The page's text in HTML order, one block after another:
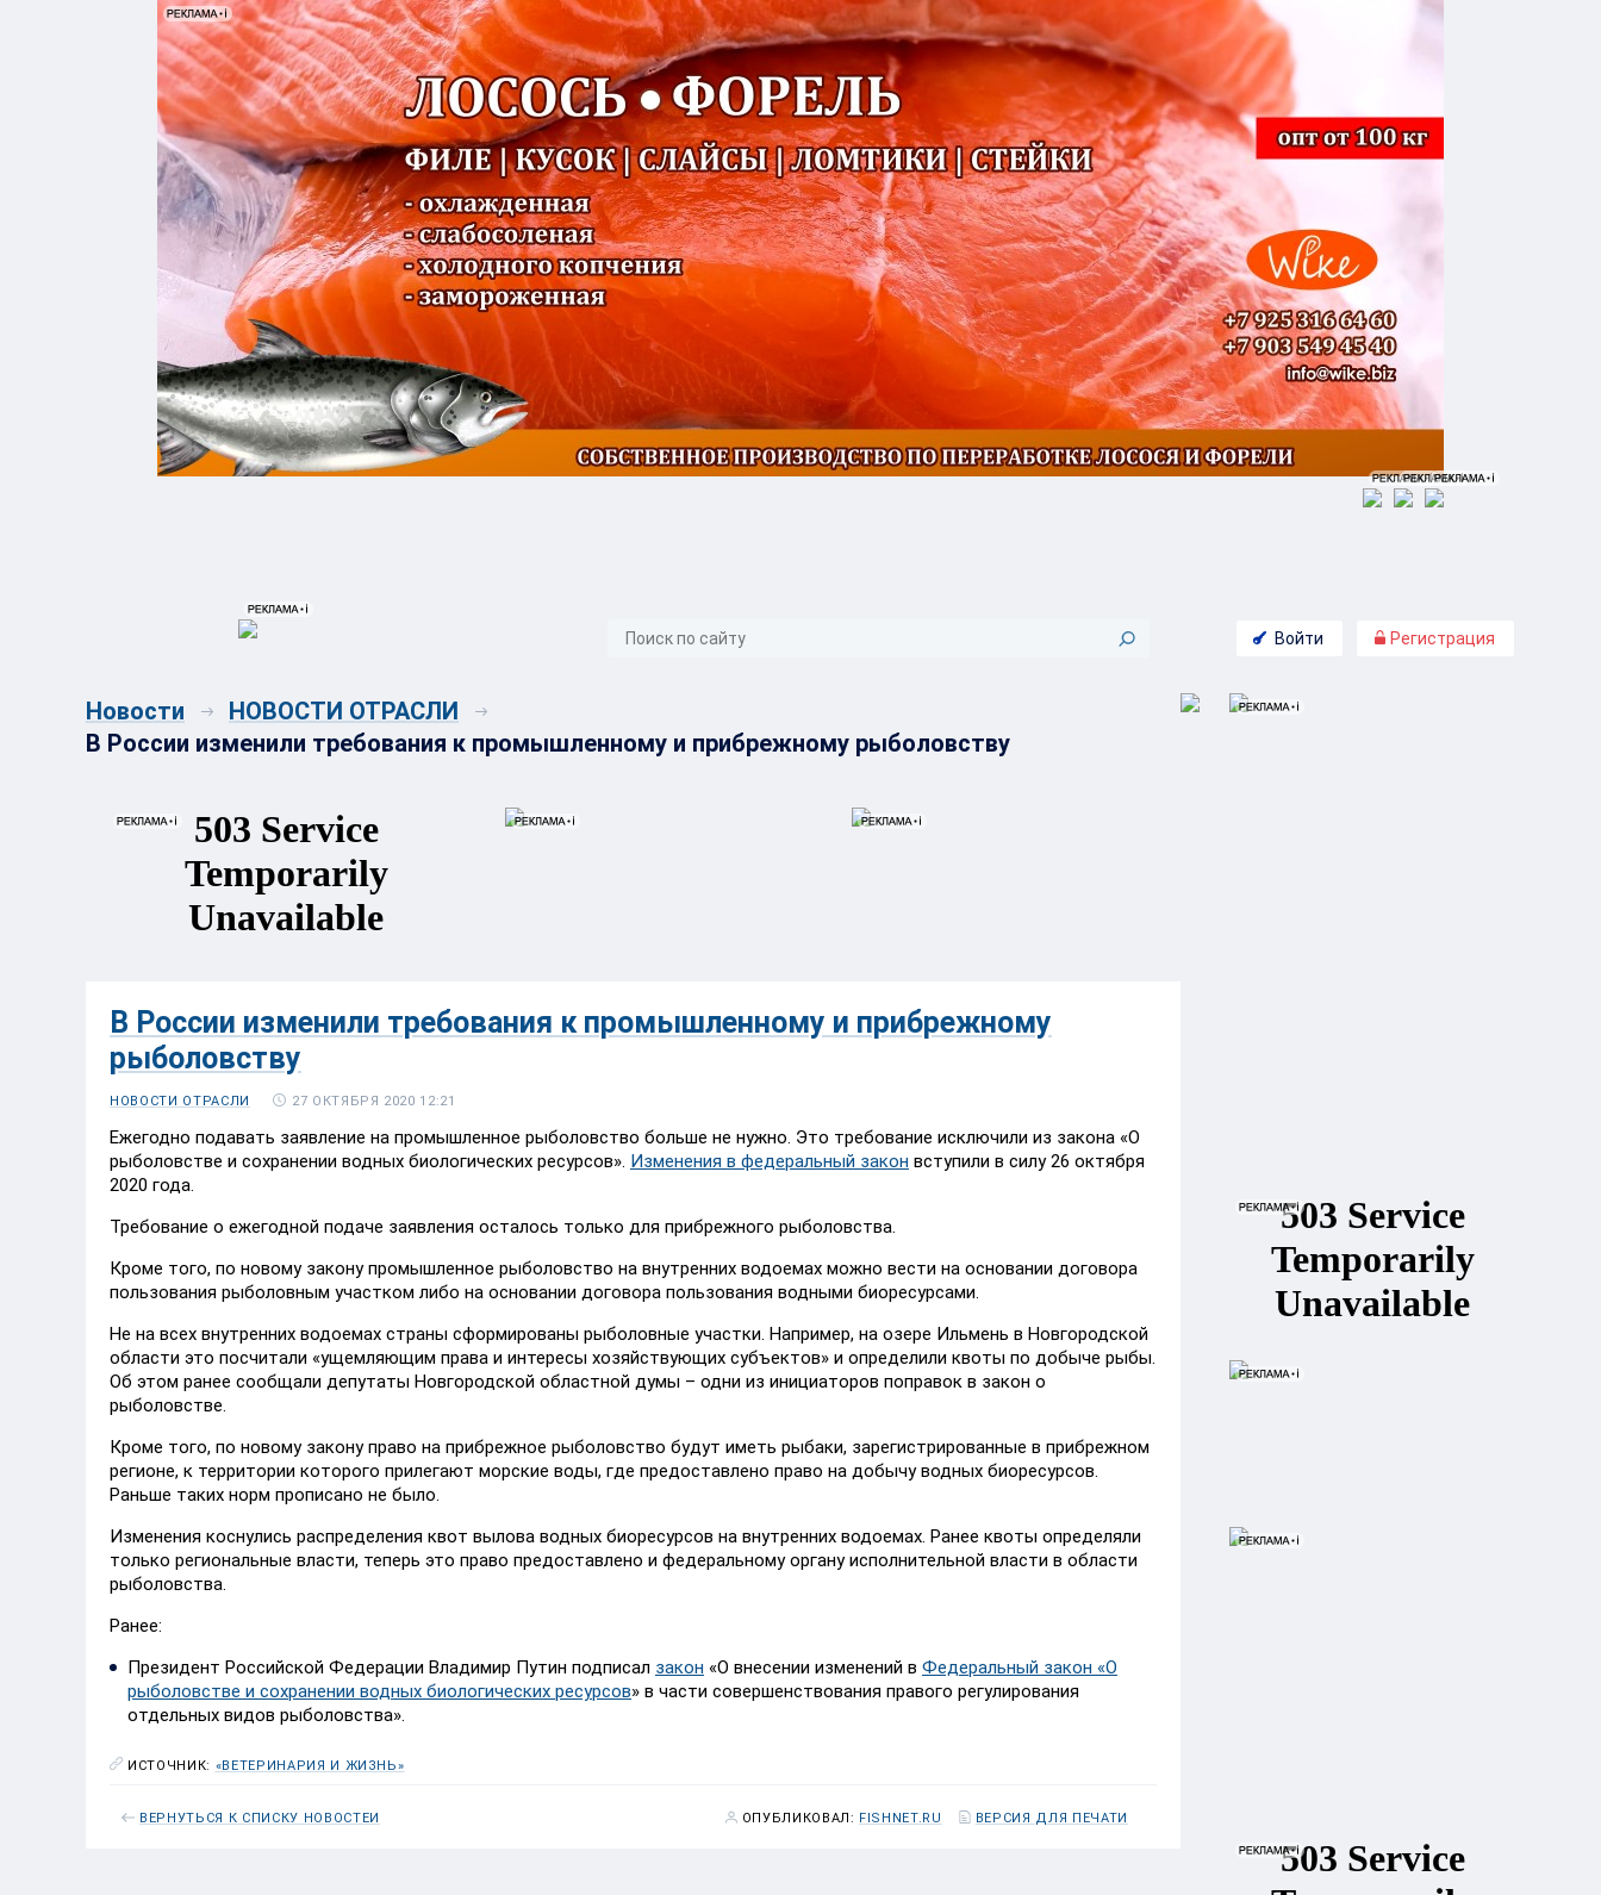
Войти Регистрация
Новости
НОВОСТИ ОТРАСЛИ
В России изменили требования к промышленному и прибрежному рыболовству
В России изменили требования к промышленному и прибрежному
рыболовству
НОВОСТИ ОТРАСЛИ 27 ОКТЯБРЯ 2020 12:21
Ежегодно подавать заявление на промышленное рыболовство больше не нужно. Это требование исключили из закона «О
рыболовстве и сохранении водных биологических ресурсов». Изменения в федеральный закон вступили в силу 26 октября
2020 года.
Требование о ежегодной подаче заявления осталось только для прибрежного рыболовства.
Кроме того, по новому закону промышленное рыболовство на внутренних водоемах можно вести на основании договора
пользования рыболовным участком либо на основании договора пользования водными биоресурсами.
Не на всех внутренних водоемах страны сформированы рыболовные участки. Например, на озере Ильмень в Новгородской
области это посчитали «ущемляющим права и интересы хозяйствующих субъектов» и определили квоты по добыче рыбы.
Об этом ранее сообщали депутаты Новгородской областной думы – одни из инициаторов поправок в закон о
рыболовстве.
Кроме того, по новому закону право на прибрежное рыболовство будут иметь рыбаки, зарегистрированные в прибрежном
регионе, к территории которого прилегают морские воды, где предоставлено право на добычу водных биоресурсов.
Раньше таких норм прописано не было.
Изменения коснулись распределения квот вылова водных биоресурсов на внутренних водоемах. Ранее квоты определяли
только региональные власти, теперь это право предоставлено и федеральному органу исполнительной власти в области
рыболовства.
Ранее:
Президент Российской Федерации Владимир Путин подписал закон «О внесении изменений в Федеральный закон «О
рыболовстве и сохранении водных биологических ресурсов» в части совершенствования правого регулирования
отдельных видов рыболовства».
ИСТОЧНИК: «ВЕТЕРИНАРИЯ И ЖИЗНЬ»
ВЕРНУТЬСЯ К СПИСКУ НОВОСТЕЙ ОПУБЛИКОВАЛ: FISHNET.RU ВЕРСИЯ ДЛЯ ПЕЧАТИ